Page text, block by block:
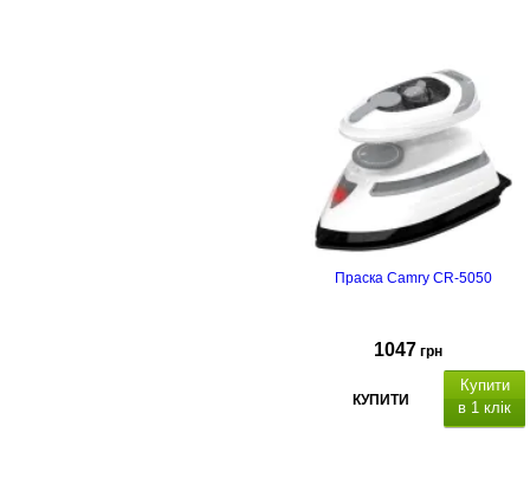
Праска Camry CR-5050
1047 грн
КУПИТИ
Купити
в 1 клік